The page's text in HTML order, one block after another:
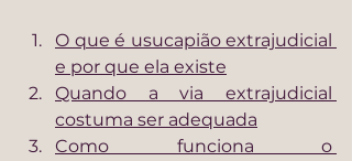
O que é usucapião extrajudicial
e por que ela existe
Quando a via extrajudicial
costuma ser adequada
Como funciona o